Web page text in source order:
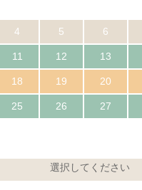
4 5 6
11 12 13
18 19 20
25 26 27
選択してください